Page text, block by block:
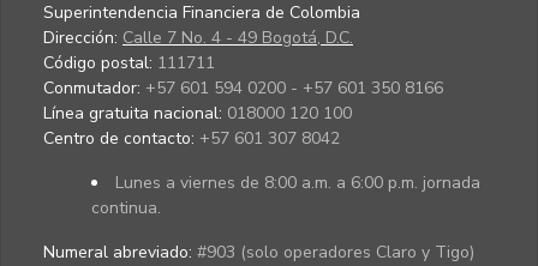
Superintendencia Financiera de Colombia
Dirección: Calle 7 No. 4 - 49 Bogotá, D.C.
Código postal: 111711
Conmutador: +57 601 594 0200 - +57 601 350 8166
Línea gratuita nacional: 018000 120 100
Centro de contacto: +57 601 307 8042
Lunes a viernes de 8:00 a.m. a 6:00 p.m. jornada
continua.
Numeral abreviado: #903 (solo operadores Claro y Tigo)